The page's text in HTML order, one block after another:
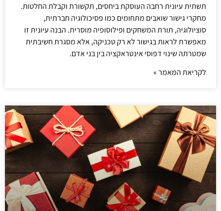
תשתית עיונית רחבה העוסקת ביחסים, תקשורת וקבלת החלטות.
מחקרי גישור שואבים מתחומים כמו פסיכולוגיה חברתית,
סוציולוגיה, תורת המשחקים ופילוסופיה מוסרית. הבנה עיונית זו
מאפשרת לראות בגישור לא רק טכניקה, אלא מסגרת חשיבתית
שמטרתה שינוי דפוסי אינטראקציה בין בני אדם.
לקריאת המאמר »